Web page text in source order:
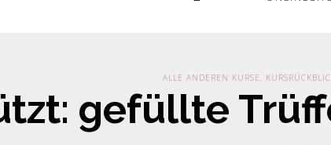
ALLE ANDEREN KURSE,
gefüllte